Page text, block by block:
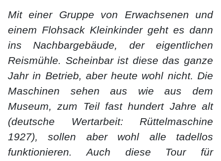
Mit einer Gruppe von Erwachsenen und
einem Flohsack Kleinkinder geht es dann
ins Nachbargebäude, der eigentlichen
Reismühle. Scheinbar ist diese das ganze
Jahr in Betrieb, aber heute wohl nicht. Die
Maschinen sehen aus wie aus dem
Museum, zum Teil fast hundert Jahre alt
(deutsche Wertarbeit: Rüttelmaschine
1927), sollen aber wohl alle tadellos
funktionieren. Auch diese Tour für